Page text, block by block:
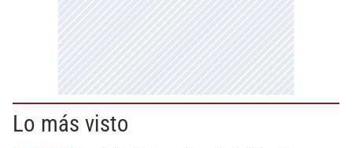
Lo más visto